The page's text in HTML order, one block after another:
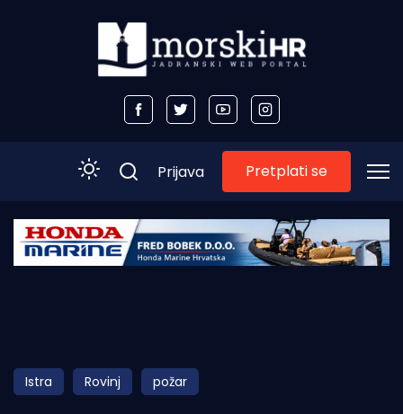
Početna
Obala
Otoci
Prijava Pretplati se
Istra Rovinj požar